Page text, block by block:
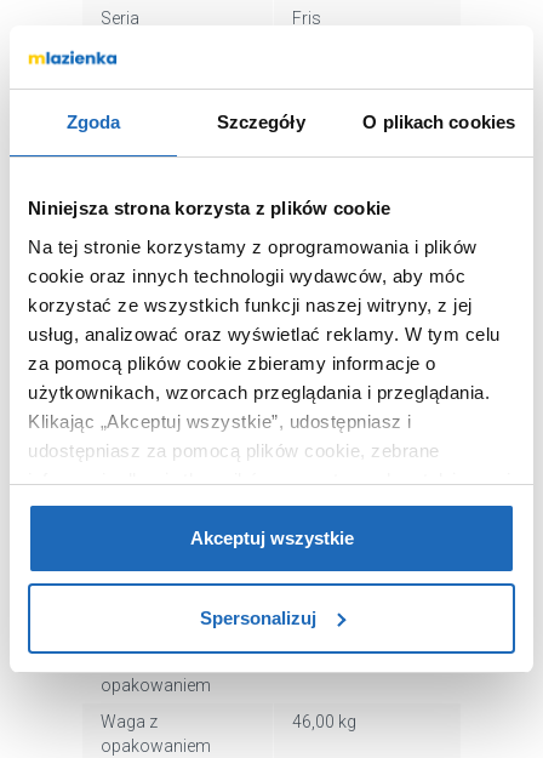
Zgoda Szczegóły O plikach cookies
Niniejsza strona korzysta z plików cookie
Na tej stronie korzystamy z oprogramowania i plików
cookie oraz innych technologii wydawców, aby móc
korzystać ze wszystkich funkcji naszej witryny, z jej
usług, analizować oraz wyświetlać reklamy. W tym celu
za pomocą plików cookie zbieramy informacje o
użytkownikach, wzorcach przeglądania i przeglądania.
Klikając „Akceptuj wszystkie”, udostępniasz i
udostępniasz za pomocą plików cookie, zebrane
informacje dla użytkowników zewnętrznych, a także nasi
partnerzy reklamowi.Jeśli chcesz, włącz „Tylko
wymagane pliki cookie”.Pamiętaj jednak, że
zablokowane niektóre pliki cookie mogą mieć wpływ na
Aby uzyskać więcej informacji na temat plików plików
cookie, kliknij „Ustawienia plików cookie”.
uzyskać więcej informacji na temat plików cookie i tego,
Akceptuj wszystkie
Spersonalizuj
Seria
Fris
Nr katalogowy
Rodzaj
kwadratowa
Dłuższy bok
90 cm
Krótszy bok
90 cm
Wysokość
190 cm
Wysokość
Wejście
drzwi rozsuwane
Wypełnienie
szkło
przezroczyste
Powłoka ochronna
tak
W zestawie
kabina z
brodzikiem
Mocowanie
prawe, lewe,
biały
Wykończenie profili
połysk
5907805433635
opakowaniem
Waga z
opakowaniem
46,00 kg